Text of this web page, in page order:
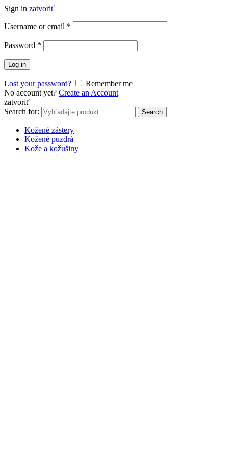
Sign in zatvoriť
Username or email *
Password *
Log in
Lost your password?
Remember me
No account yet? Create an Account
zatvoriť
Search for:
Search
Kožené zástery
Kožené puzdrá
Kože a kožušiny